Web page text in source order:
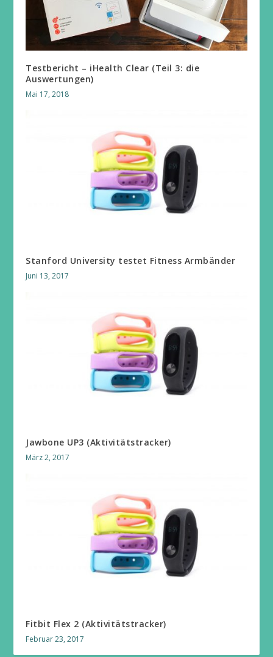
Testbericht – iHealth Clear (Teil 3: die
Auswertungen)
Mai 17, 2018
Stanford University testet Fitness Armbänder
Juni 13, 2017
Jawbone UP3 (Aktivitätstracker)
März 2, 2017
Fitbit Flex 2 (Aktivitätstracker)
Februar 23, 2017